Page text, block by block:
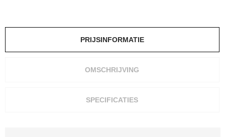
PRIJSINFORMATIE
OMSCHRIJVING
SPECIFICATIES